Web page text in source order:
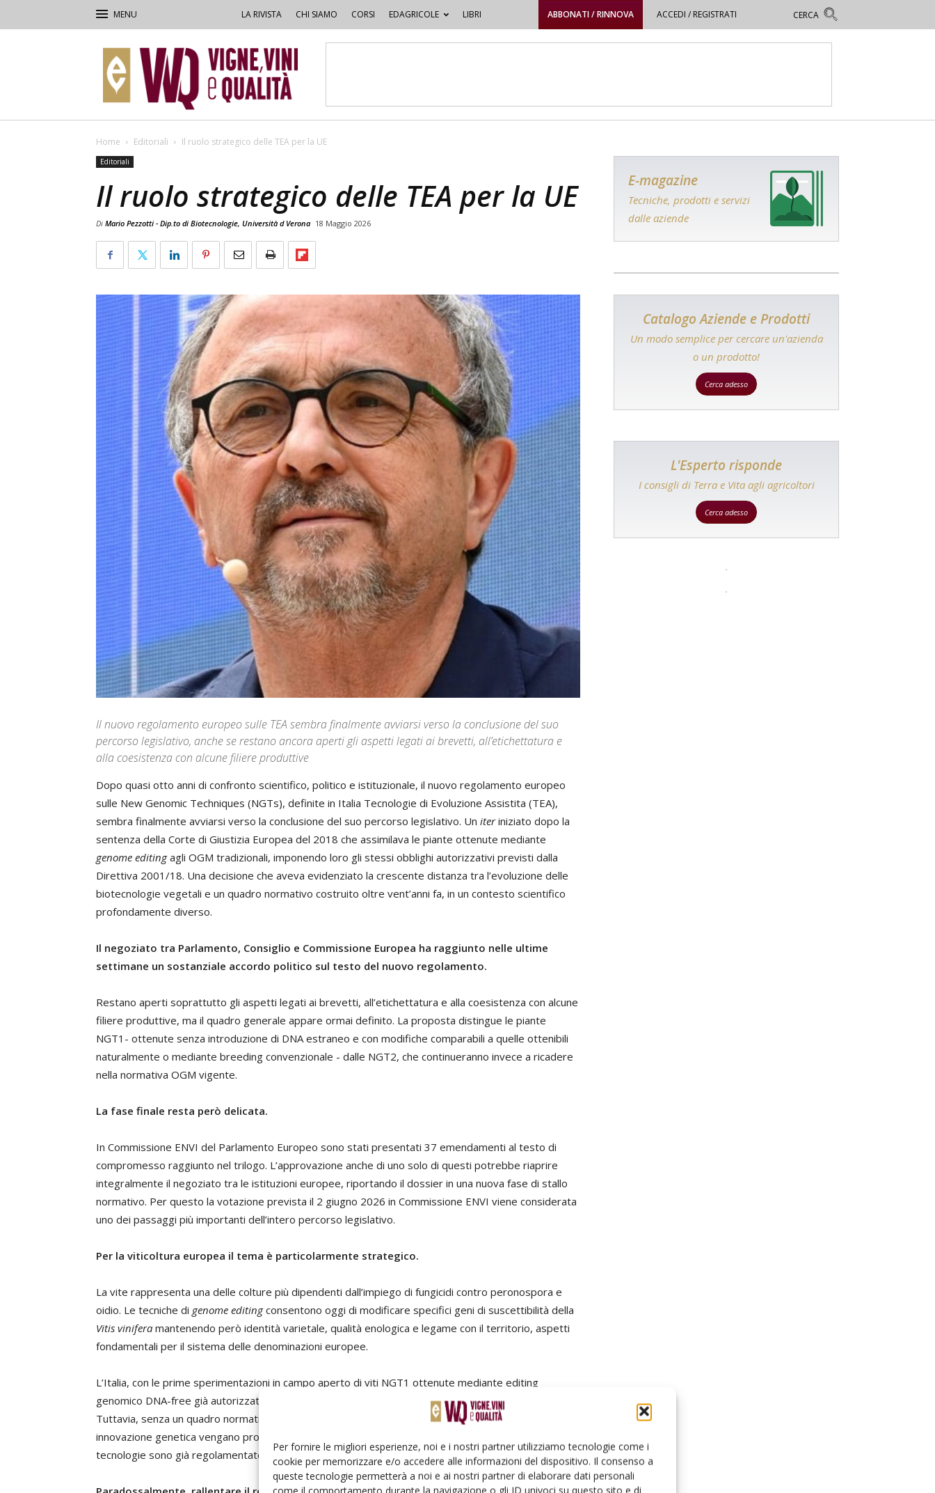
Per fornire le migliori esperienze, noi e i nostri partner utilizziamo tecnologie come i
cookie per memorizzare e/o accedere alle informazioni del dispositivo. Il consenso a
queste tecnologie permetterà a noi e ai nostri partner di elaborare dati personali
come il comportamento durante la navigazione o gli ID univoci su questo sito e di
LA RIVISTA CHI SIAMO CORSI EDAGRICOLE LIBRI ABBONATI / RINNOVA ACCEDI / REGISTRATI
–
Vigne,
Vini
&
Home Editoriali Il ruolo strategico delle TEA per la UE
Editoriali
Il ruolo strategico delle TEA per la UE
Di Mario Pezzotti - Dip.to di Biotecnologie, Università d Verona 18 Maggio 2026
Il nuovo regolamento europeo sulle TEA sembra finalmente avviarsi verso la conclusione del suo
percorso legislativo, anche se restano ancora aperti gli aspetti legati ai brevetti, all’etichettatura e
alla coesistenza con alcune filiere produttive
Dopo quasi otto anni di confronto scientifico, politico e istituzionale, il nuovo regolamento europeo
sulle New Genomic Techniques (NGTs), definite in Italia Tecnologie di Evoluzione Assistita (TEA),
sembra finalmente avviarsi verso la conclusione del suo percorso legislativo. Un iteriniziato dopo la
sentenza della Corte di Giustizia Europea del 2018 che assimilava le piante ottenute mediante
genome editingagli OGM tradizionali, imponendo loro gli stessi obblighi autorizzativi previsti dalla
Direttiva 2001/18. Una decisione che aveva evidenziato la crescente distanza tra l’evoluzione delle
biotecnologie vegetali e un quadro normativo costruito oltre vent’anni fa, in un contesto scientifico
profondamente diverso.
Il negoziato tra Parlamento, Consiglio e Commissione Europea ha raggiunto nelle ultime
settimane un sostanziale accordo politico sul testo del nuovo regolamento.
Restano aperti soprattutto gli aspetti legati ai brevetti, all’etichettatura e alla coesistenza con alcune
filiere produttive, ma il quadro generale appare ormai definito. La proposta distingue le piante
NGT1- ottenute senza introduzione di DNA estraneo e con modifiche comparabili a quelle ottenibili
naturalmente o mediante breeding convenzionale - dalle NGT2, che continueranno invece a ricadere
nella normativa OGM vigente.
La fase finale resta però delicata.
In Commissione ENVI del Parlamento Europeo sono stati presentati 37 emendamenti al testo di
compromesso raggiunto nel trilogo. L’approvazione anche di uno solo di questi potrebbe riaprire
integralmente il negoziato tra le istituzioni europee, riportando il dossier in una nuova fase di stallo
normativo. Per questo la votazione prevista il 2 giugno 2026 in Commissione ENVI viene considerata
uno dei passaggi più importanti dell’intero percorso legislativo.
Per la viticoltura europea il tema è particolarmente strategico.
La vite rappresenta una delle colture più dipendenti dall’impiego di fungicidi contro peronospora e
oidio. Le tecniche di genome editingconsentono oggi di modificare specifici geni di suscettibilità della
Vitis vinifera mantenendo però identità varietale, qualità enologica e legame con il territorio, aspetti
fondamentali per il sistema delle denominazioni europee.
L’Italia, con le prime sperimentazioni in campo aperto di viti NGT1 ottenute mediante editing
genomico DNA-free già autorizzate, sta assumendo un ruolo scientifico di primo piano in Europa.
Tuttavia, senza un quadro normativo chiaro e coerente, il rischio è che ricerca, investimenti e
innovazione genetica vengano progressivamente trasferiti verso altri continenti dove queste
tecnologie sono già regolamentate e applicate.
E-magazine
Tecniche, prodotti e servizi
dalle aziende
Catalogo Aziende e Prodotti
Un modo semplice per cercare un'azienda
o un prodotto!
Cerca adesso
L'Esperto risponde
I consigli di Terra e Vita agli agricoltori
Cerca adesso